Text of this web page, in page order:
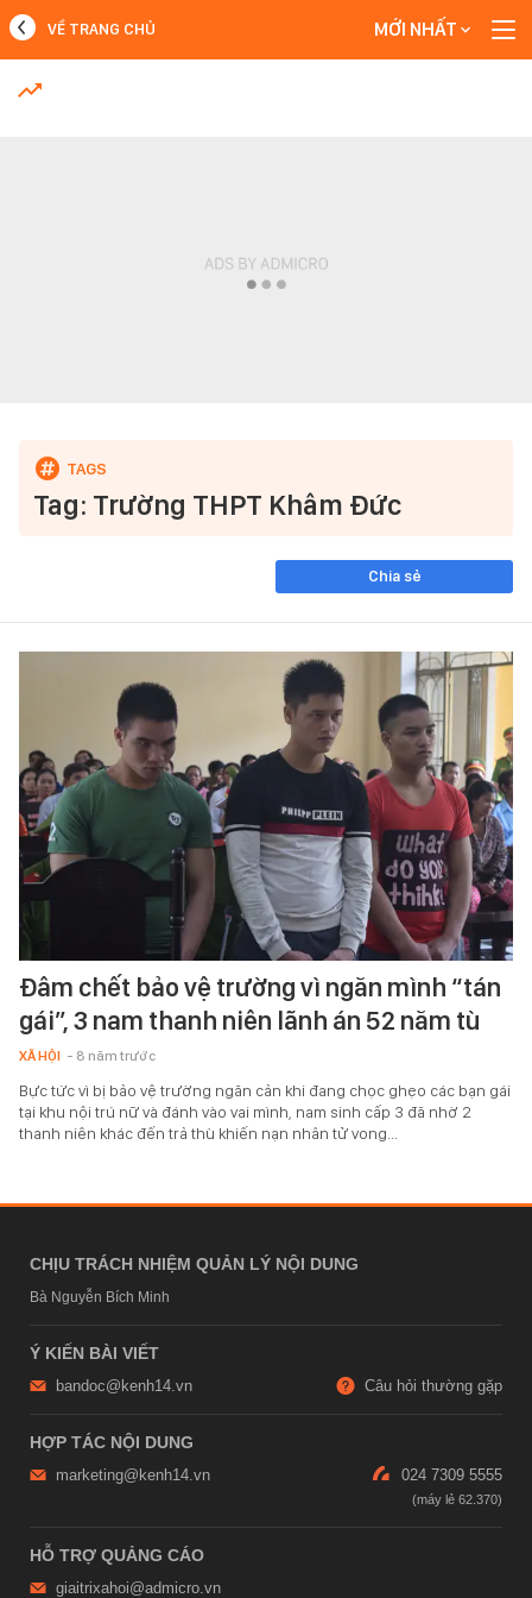
MỚI NHẤT
VỀ TRANG CHỦ MỚI NHẤT
Tag: Trường THPT Khâm Đức
Chia sẻ
Đâm chết bảo vệ trường vì ngăn mình “tán
gái”, 3 nam thanh niên lãnh án 52 năm tù
XÃ HỘI - 8 năm trước
Bực tức vì bị bảo vệ trường ngăn cản khi đang chọc ghẹo các bạn gái
tại khu nội trú nữ và đánh vào vai mình, nam sinh cấp 3 đã nhờ 2
thanh niên khác đến trả thù khiến nạn nhân tử vong...
CHỊU TRÁCH NHIỆM QUẢN LÝ NỘI DUNG
Bà Nguyễn Bích Minh
Ý KIẾN BÀI VIẾT
bandoc@kenh14.vn Câu hỏi thường gặp
HỢP TÁC NỘI DUNG
marketing@kenh14.vn 024 7309 5555
HỖ TRỢ QUẢNG CÁO
giaitrixahoi@admicro.vn